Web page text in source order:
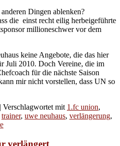
Dingen ablenken?
die einst recht eilig herbeigeführte
millioneschwer vor dem
keine Angebote, die das hier
Juli 2010. Doch Vereine, die im
für die nächste Saison
mir nicht vorstellen, dass UN so
| Verschlagwortet mit 1.fc union,
trainer, uwe neuhaus, verlängerung,
verlängert